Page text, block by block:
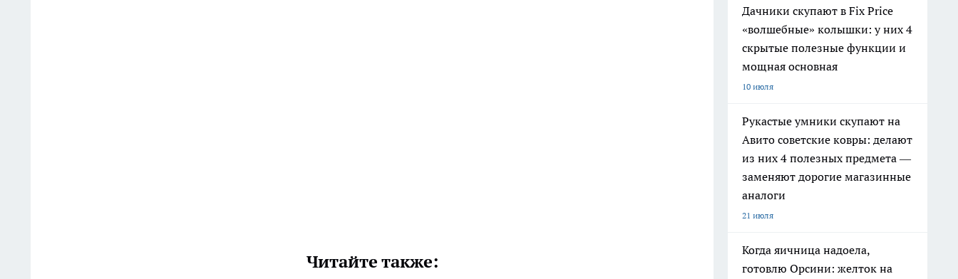
Читайте также:
Дачники скупают в Fix Price
«волшебные» колышки: у них 4
скрытые полезные функции и
мощная основная
10 июля
Рукастые умники скупают на
Авито советские ковры: делают
из них 4 полезных предмета —
заменяют дорогие магазинные
аналоги
21 июля
Когда яичница надоела,
готовлю Орсини: желток на